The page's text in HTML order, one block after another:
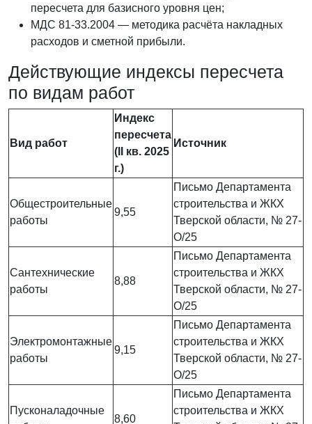
пересчета для базисного уровня цен;
МДС 81-33.2004 — методика расчёта накладных
расходов и сметной прибыли.
Действующие индексы пересчета
по видам работ
Вид работ
Индекс
пересчета
(II кв. 2025
г.)
Источник
Общестроительные
работы
9,55
Письмо Департамента
строительства и ЖКХ
Тверской области, № 27-
О/25
Сантехнические
работы
8,88
Письмо Департамента
строительства и ЖКХ
Тверской области, № 27-
О/25
Электромонтажные
работы
9,15
Письмо Департамента
строительства и ЖКХ
Тверской области, № 27-
О/25
Пусконаладочные
8,60
Письмо Департамента
строительства и ЖКХ